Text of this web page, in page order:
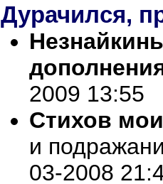
Дурачился,
2009 13:55
Стихов
и
03-2008